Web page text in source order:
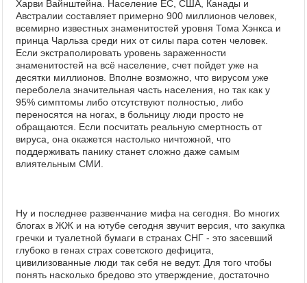
Харви Вайнштейна. Население ЕС, США, Канады и
Австралии составляет примерно 900 миллионов человек,
всемирно известных знаменитостей уровня Тома Хэнкса и
принца Чарльза среди них от силы пара сотен человек.
Если экстраполировать уровень зараженности
знаменитостей на всё население, счет пойдет уже на
десятки миллионов. Вполне возможно, что вирусом уже
переболела значительная часть населения, но так как у
95% симптомы либо отсутствуют полностью, либо
переносятся на ногах, в больницу люди просто не
обращаются. Если посчитать реальную смертность от
вируса, она окажется настолько ничтожной, что
поддерживать панику станет сложно даже самым
влиятельным СМИ.
Ну и последнее развенчание мифа на сегодня. Во многих
блогах в ЖЖ и на ютубе сегодня звучит версия, что закупка
гречки и туалетной бумаги в странах СНГ - это засевший
глубоко в генах страх советского дефицита,
цивилизованные люди так себя не ведут. Для того чтобы
понять насколько бредово это утверждение, достаточно